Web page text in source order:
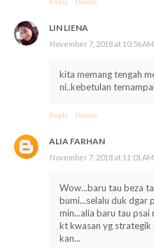
LIN LIENA
November 7, 2018 at 10:56 AM
kita memang tengah
ni..kebetulan
Reply Delete
ALIA FARHAN
November 7, 2018 at 11:01 AM
Wow...baru tau beza
bumi...selalu duk dgar
min...alia baru tau
kt kwasan yg strategik
kan...